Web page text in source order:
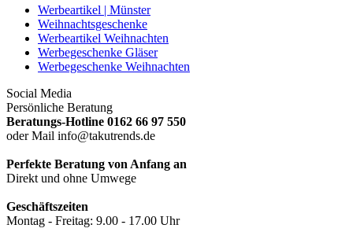
Werbeartikel | Münster
Weihnachtsgeschenke
Werbeartikel Weihnachten
Werbegeschenke Gläser
Werbegeschenke Weihnachten
Social Media
Persönliche Beratung
Beratungs-Hotline 0162 66 97 550
oder Mail info@takutrends.de
Perfekte Beratung von Anfang an
Direkt und ohne Umwege
Geschäftszeiten
Montag - Freitag: 9.00 - 17.00 Uhr